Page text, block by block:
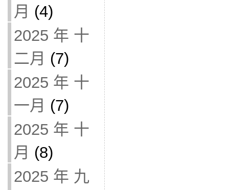
月 (4)
2025 年 十
二月 (7)
2025 年 十
一月 (7)
2025 年 十
月 (8)
2025 年 九